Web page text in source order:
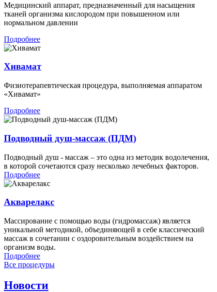
Медицинский аппарат, предназначенный для насыщения
тканей организма кислородом при повышенном или
нормальном давлении
Подробнее
Хивамат
Физиотерапевтическая процедура, выполняемая аппаратом
«Хивамат»
Подробнее
Подводный душ-массаж (ПДМ)
Подводный душ - массаж – это одна из методик водолечения,
в которой сочетаются сразу несколько лечебных факторов.
Подробнее
Акварелакс
Массирование с помощью воды (гидромассаж) является
уникальной методикой, объединяющей в себе классический
массаж в сочетании с оздоровительным воздействием на
организм воды.
Подробнее
Все процедуры
Новости